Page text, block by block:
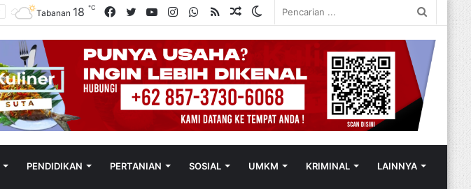
Switch
Random
RSS
WhatsApp
Instagram
YouTube
Twitter
Facebook
Tabanan 18℃
PENDIDIKAN PERTANIAN SOSIAL UMKM KRIMINAL LAINNYA